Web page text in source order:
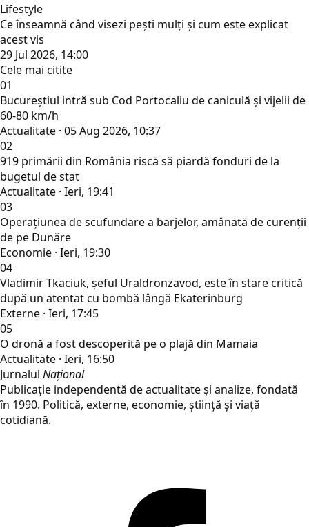
Lifestyle
Ce înseamnă când visezi pești mulți și cum este explicat
acest vis
29 Jul 2026, 14:00
Cele mai citite
01
Bucureștiul intră sub Cod Portocaliu de caniculă și vijelii de
60-80 km/h
Actualitate · 05 Aug 2026, 10:37
02
919 primării din România riscă să piardă fonduri de la
bugetul de stat
Actualitate · Ieri, 19:41
03
Operațiunea de scufundare a barjelor, amânată de curenții
de pe Dunăre
Economie · Ieri, 19:30
04
Vladimir Tkaciuk, șeful Uraldronzavod, este în stare critică
după un atentat cu bombă lângă Ekaterinburg
Externe · Ieri, 17:45
05
O dronă a fost descoperită pe o plajă din Mamaia
Actualitate · Ieri, 16:50
Jurnalul Național
Publicație independentă de actualitate și analize, fondată
în 1990. Politică, externe, economie, știință și viață
cotidiană.